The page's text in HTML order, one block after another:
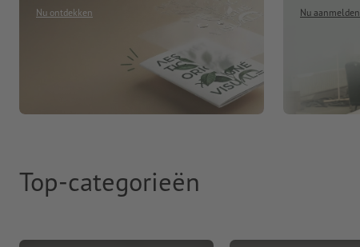
Nu ontdekken Nu aanmelden
Top-categorieën